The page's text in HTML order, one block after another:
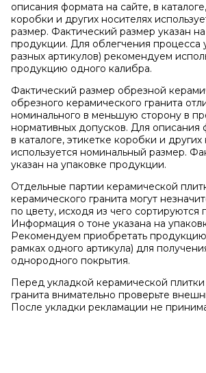
описания формата на сайте, в
коробки и других носителях
размер. Фактический размер указан
продукции. Для облегчения процесса
разных артикулов) рекомендуем
продукцию одного калибра.
Фактический размер обрезной
обрезного керамического гранита
номинального в меньшую сторону в
нормативных допусков. Для описания
в каталоге, этикетке коробки и других
используется номинальный размер.
указан на упаковке продукции.
Отдельные партии керамической
керамического гранита могут
по цвету, исходя из чего сортируются
Информация о тоне указана на
Рекомендуем приобретать
рамках одного артикула) для
однородного покрытия.
Перед укладкой керамической
гранита внимательно проверьте
После укладки рекламации не